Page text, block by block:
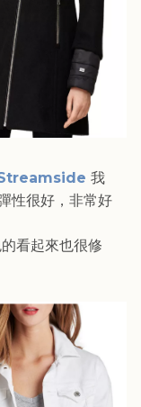
我
性很好，非常好
看起來也很修